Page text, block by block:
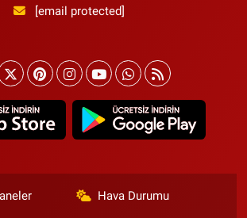
[email protected]
Hava Durumu